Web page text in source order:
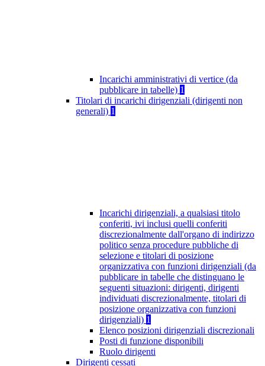
Incarichi amministrativi di vertice (da
pubblicare in tabelle) 1
Titolari di incarichi dirigenziali (dirigenti non
generali) 1
Incarichi dirigenziali, a qualsiasi titolo
conferiti, ivi inclusi quelli conferiti
discrezionalmente dall'organo di indirizzo
politico senza procedure pubbliche di
selezione e titolari di posizione
organizzativa con funzioni dirigenziali (da
pubblicare in tabelle che distinguano le
seguenti situazioni: dirigenti, dirigenti
individuati discrezionalmente, titolari di
posizione organizzativa con funzioni
dirigenziali) 1
Elenco posizioni dirigenziali discrezionali
Posti di funzione disponibili
Ruolo dirigenti
Dirigenti cessati